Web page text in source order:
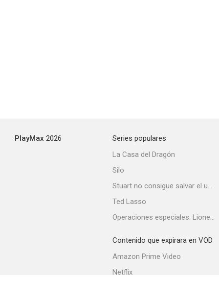
PlayMax 2026
Series populares
La Casa del Dragón
Silo
Stuart no consigue salvar el universo
Ted Lasso
Operaciones especiales: Lioness
Contenido que expirara en VOD
Amazon Prime Video
Netflix